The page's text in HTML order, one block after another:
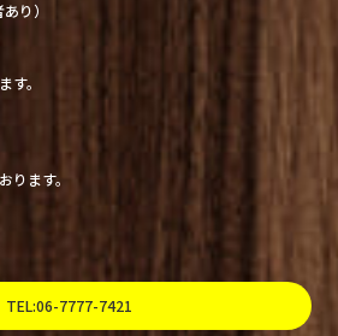
り）
す。
ります。
TEL:06-7777-7421